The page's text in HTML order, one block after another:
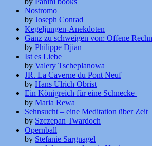
Nostromo
by Joseph Conrad
Kegeljungen-Anekdoten
Ganz zu schweigen von: Offene
by Philippe Djian
Ist es Liebe
by Valery Tscheplanowa
JR. La Caverne du Pont Neuf
by Hans Ulrich Obrist
Ein Königreich für eine Schnecke
by Maria Rewa
Sehnsucht – eine Meditation über Zeit
by Szczepan Twardoch
Opernball
by Stefanie Sargnagel